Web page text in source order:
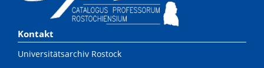
Kontakt
Universitätsarchiv Rostock